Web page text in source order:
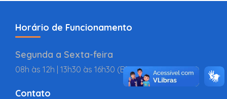
Horário de Funcionamento
Segunda a Sexta-feira
08h às 12h | 13h30 às 16h30 (BR
Contato